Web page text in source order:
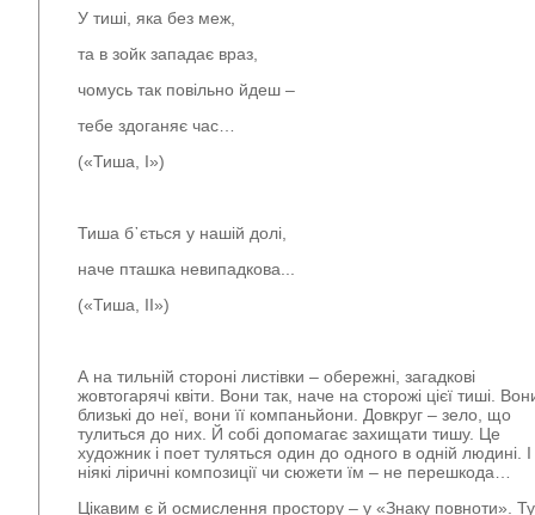
У тиші, яка без меж,
та в зойк западає враз,
чомусь так повільно йдеш –
тебе здоганяє час…
(«Тиша, І»)
Тиша б᾿ється у нашій долі,
наче пташка невипадкова...
(«Тиша, ІІ»)
А на тильній стороні листівки – обережні, загадкові
жовтогарячі квіти. Вони так, наче на сторожі цієї тиші.
близькі до неї, вони її компаньйони. Довкруг – зело, що
тулиться до них. Й собі допомагає захищати тишу. Це
художник і поет туляться один до одного в одній людині. І
ніякі ліричні композиції чи сюжети їм – не перешкода…
Цікавим є й осмислення простору – у «Знаку повноти».